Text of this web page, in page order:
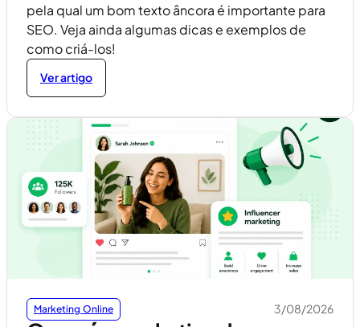
pela qual um bom texto âncora é importante para
SEO. Veja ainda algumas dicas e exemplos de
como criá-los!
Ver artigo
Marketing Online 3/08/2026